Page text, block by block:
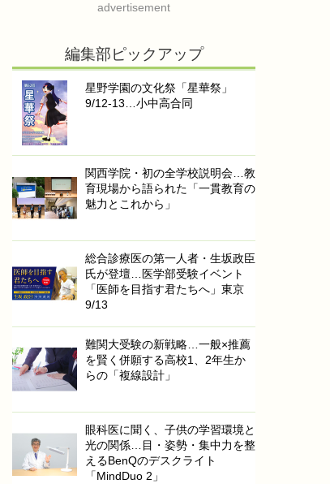
advertisement
編集部ピックアップ
星野学園の文化祭「星華祭」
9/12-13…小中高合同
関西学院・初の全学校説明会…教
育現場から語られた「一貫教育の
魅力とこれから」
総合診療医の第一人者・生坂政臣
氏が登壇…医学部受験イベント
「医師を目指す君たちへ」東京
9/13
難関大受験の新戦略…一般×推薦
を賢く併願する高校1、2年生か
らの「複線設計」
眼科医に聞く、子供の学習環境と
光の関係…目・姿勢・集中力を整
えるBenQのデスクライト
「MindDuo 2」